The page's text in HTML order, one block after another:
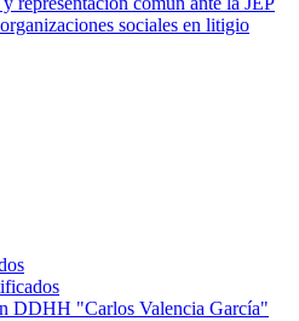
sociales en litigio
DDHH "Carlos Valencia García"